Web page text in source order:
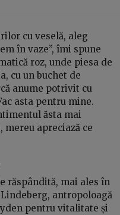
cu veselă, aleg
în vaze”, îmi spune
roz, unde piesa de
cu un buchet de
anume potrivit cu
asta pentru mine.
ăsta mai
apreciază ce
răspândită, mai ales în
antropoloagă
pentru vitalitate și